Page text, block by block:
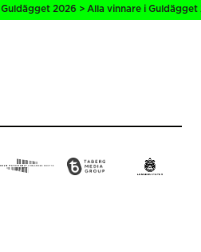
2026 > Alla vinnare i